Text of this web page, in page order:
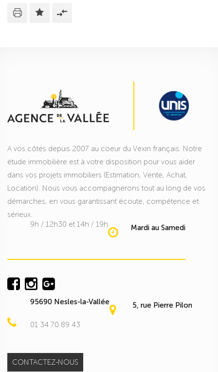
A vos côtés depuis 2007 au coeur du Vexin français. Notre
étude immobilière est à votre disposition pour vous aider
dans vos projets immobiliers (Estimation, Vente, Achat,
Location). Nous vous accompagnerons tout au long de vos
démarches, en vous garantissant écoute, compétence et
sérieux.
Mardi au Samedi
9h / 12h30 et 14h / 19h
5, rue Pierre Pilon
95690 Nesles-la-Vallée
01 34 70 89 43
CONTACTEZ-NOUS